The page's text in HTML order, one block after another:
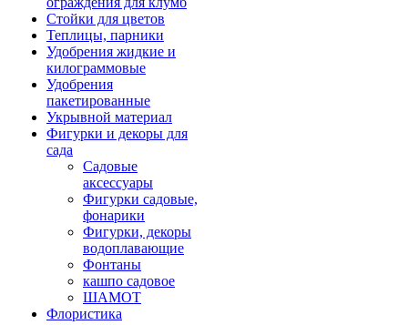
Стойки для цветов
Теплицы, парники
Удобрения жидкие и
килограммовые
Удобрения
пакетированные
Укрывной материал
Фигурки и декоры для
сада
Садовые
аксессуары
Фигурки садовые,
фонарики
Фигурки, декоры
водоплавающие
Фонтаны
кашпо садовое
ШАМОТ
Флористика